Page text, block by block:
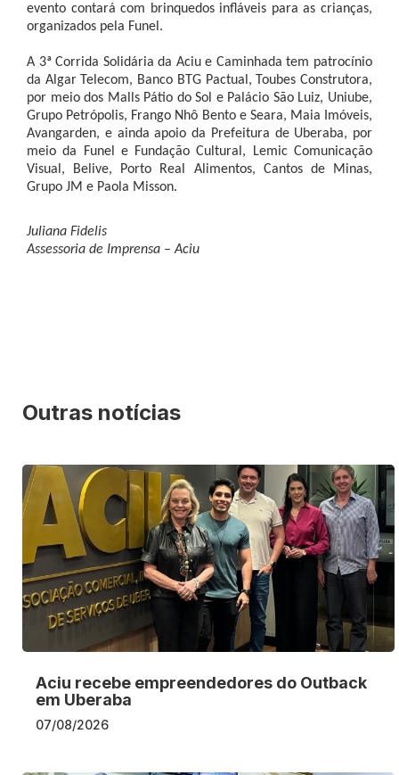
evento contará com brinquedos infláveis para as crianças,
organizados pela Funel.
A 3ª Corrida Solidária da Aciu e Caminhada tem patrocínio
da Algar Telecom, Banco BTG Pactual, Toubes Construtora,
por meio dos Malls Pátio do Sol e Palácio São Luiz, Uniube,
Grupo Petrópolis, Frango Nhô Bento e Seara, Maia Imóveis,
Avangarden, e ainda apoio da Prefeitura de Uberaba, por
meio da Funel e Fundação Cultural, Lemic Comunicação
Visual, Belive, Porto Real Alimentos, Cantos de Minas,
Grupo JM e Paola Misson.
Juliana Fidelis
Assessoria de Imprensa – Aciu
Outras notícias
Aciu recebe empreendedores do Outback
em Uberaba
07/08/2026